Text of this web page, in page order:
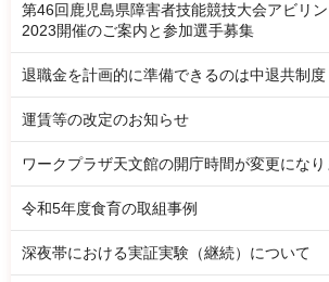
第46回鹿児島県障害者技能競技大会アビリ
2023開催のご案内と参加選手募集
退職金を計画的に準備できるのは中退共制度
運賃等の改定のお知らせ
ワークプラザ天文館の開庁時間が変更になり
令和5年度食育の取組事例
深夜帯における実証実験（継続）について